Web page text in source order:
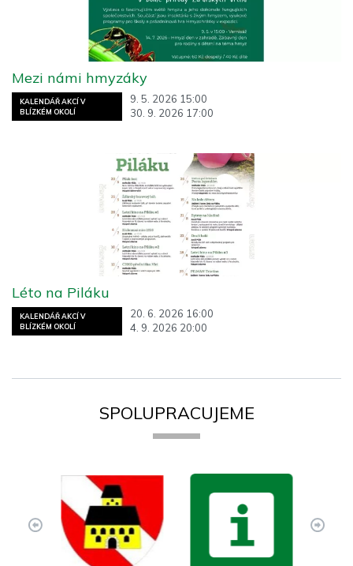
KALENDÁŘ AKCÍ V
BLÍZKÉM OKOLÍ
9. 5. 2026 15:00
30. 9. 2026 17:00
Mezi námi hmyzáky
KALENDÁŘ AKCÍ V
BLÍZKÉM OKOLÍ
20. 6. 2026 16:00
4. 9. 2026 20:00
Léto na Piláku
SPOLUPRACUJEME